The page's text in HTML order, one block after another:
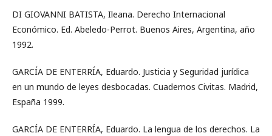
DI GIOVANNI BATISTA, Ileana. Derecho Internacional
Económico. Ed. Abeledo-Perrot. Buenos Aires, Argentina, año
1992.
GARCÍA DE ENTERRÍA, Eduardo. Justicia y Seguridad jurídica
en un mundo de leyes desbocadas. Cuadernos Civitas. Madrid,
España 1999.
GARCÍA DE ENTERRÍA, Eduardo. La lengua de los derechos. La